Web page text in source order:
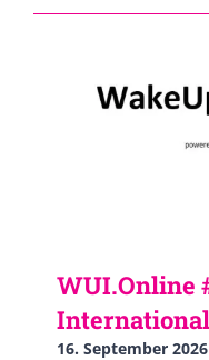
WUI.Online
16. September